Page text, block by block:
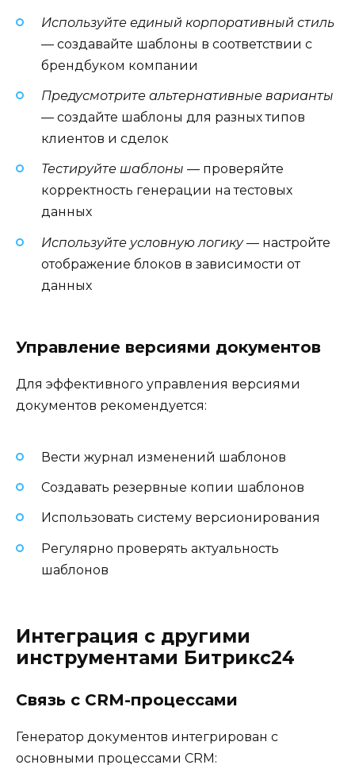
Используйте единый корпоративный стиль
— создавайте шаблоны в соответствии с
брендбуком компании
Предусмотрите альтернативные варианты
— создайте шаблоны для разных типов
клиентов и сделок
Тестируйте шаблоны — проверяйте
корректность генерации на тестовых
данных
Используйте условную логику— настройте
отображение блоков в зависимости от
данных
Управление версиями документов
Для эффективного управления версиями
документов рекомендуется:
Вести журнал изменений шаблонов
Создавать резервные копии шаблонов
Использовать систему версионирования
Регулярно проверять актуальность
шаблонов
Интеграция с другими
инструментами Битрикс24
Связь с CRM-процессами
Генератор документов интегрирован с
основными процессами CRM: